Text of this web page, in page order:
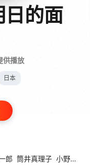
日的面
供播放
日本
郎 筒井真理子 小野百合子